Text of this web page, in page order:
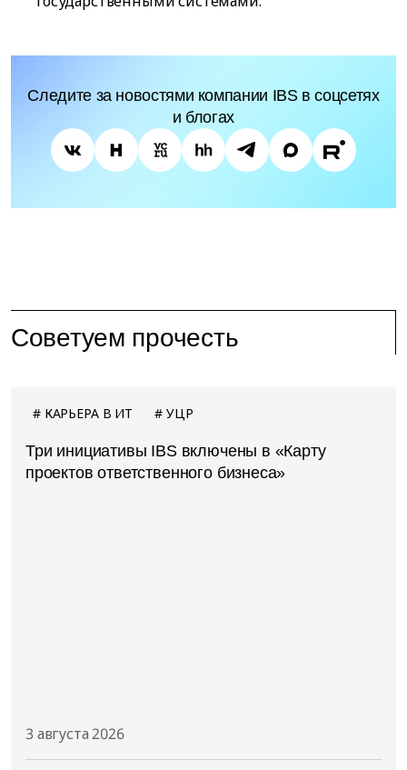
Следите за новостями компании IBS в соцсетях
и блогах
Советуем прочесть
КАРЬЕРА В ИТ УЦР
Три инициативы IBS включены в «Карту
проектов ответственного бизнеса»
3 августа 2026